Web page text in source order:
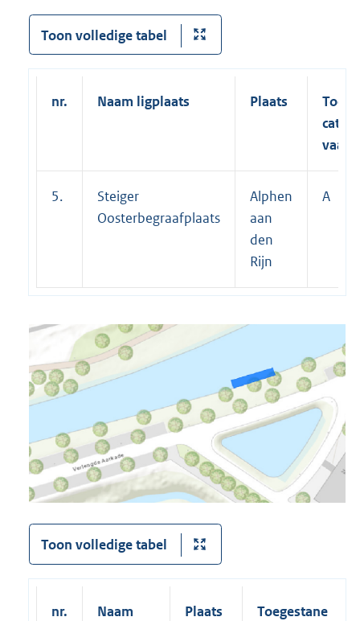
Toon volledige tabel
nr. Naam ligplaats Plaats
5.
Steiger
Oosterbegraafplaats
Alphen
aan
den
Rijn
A
Toon volledige tabel
nr.
Naam
Plaats
Toegestane